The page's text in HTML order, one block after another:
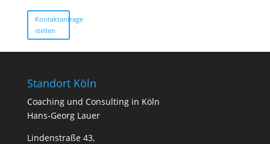
Kontaktanfrage
stellen
Standort Köln
Coa­ching und Con­sul­ting in Köln
Hans-Georg Lauer
Lindenstraße 43,